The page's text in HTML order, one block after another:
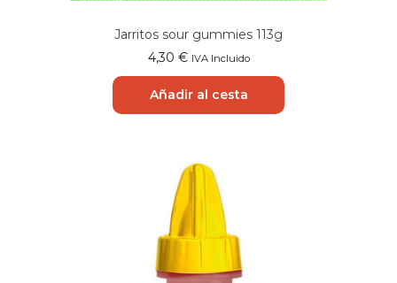
Jarritos sour gummies 113g
4,30 € IVA Incluido
Añadir al cesta